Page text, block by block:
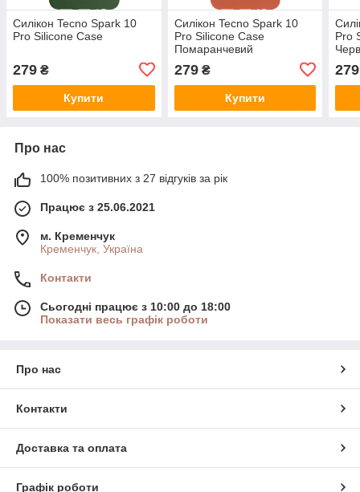
Силікон Tecno Spark 10
Pro Silicone Case
279 ₴
Купити
Силікон Tecno Spark 10
Pro Silicone Case
Помаранчевий
279₴
Купити
Pro
279
Про нас
100% позитивних з 27 відгуків за рік
Працює з 25.06.2021
м. Кременчук
Кременчук, Україна
Контакти
Сьогодні працює з 10:00 до 18:00
Показати весь графік роботи
Про нас
Контакти
Доставка та оплата
Графік роботи